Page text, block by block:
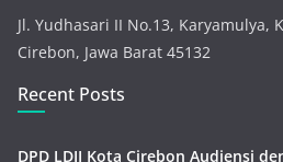
Jl. Yudhasari II No.13, Karyamulya,
Cirebon, Jawa Barat 45132
Recent Posts
DPD LDII Kota Cirebon Audiensi